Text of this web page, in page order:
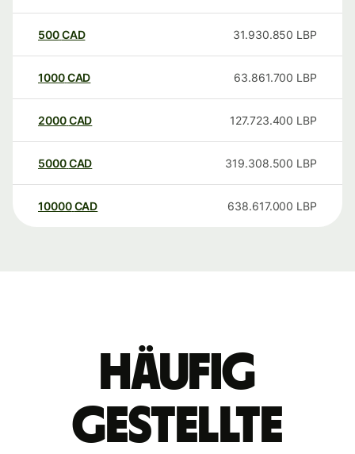
500CAD 31.930.850 LBP
1000CAD 63.861.700 LBP
2000CAD 127.723.400 LBP
5000CAD 319.308.500 LBP
10000 CAD 638.617.000 LBP
Häufig
gestellte